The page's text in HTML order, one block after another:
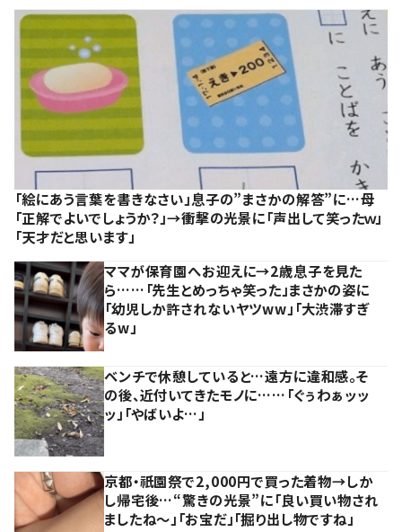
「絵にあう言葉を書きなさい」息子の”まさかの解答”に…母
「正解でよいでしょうか？」→衝撃の光景に「声出して笑ったｗ」
「天才だと思います」
ママが保育園へお迎えに→2歳息子を見た
ら……「先生とめっちゃ笑った」まさかの姿に
「幼児しか許されないヤツww」「大渋滞すぎ
るw」
ベンチで休憩していると…遠方に違和感。そ
の後、近付いてきたモノに……「ぐぅわぁッッ
ッ」「やばいよ…」
京都・祇園祭で2,000円で買った着物→しか
し帰宅後…“驚きの光景”に「良い買い物され
ましたね～」「お宝だ」「掘り出し物ですね」